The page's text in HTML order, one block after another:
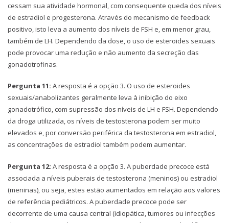
cessam sua atividade hormonal, com consequente queda dos níveis
de estradiol e progesterona. Através do mecanismo de feedback
positivo, isto leva a aumento dos níveis de FSH e, em menor grau,
também de LH. Dependendo da dose, o uso de esteroides sexuais
pode provocar uma redução e não aumento da secreção das
gonadotrofinas.
Pergunta 11: A resposta é a opção 3. O uso de esteroides
sexuais/anabolizantes geralmente leva à inibição do eixo
gonadotrófico, com supressão dos níveis de LH e FSH. Dependendo
da droga utilizada, os níveis de testosterona podem ser muito
elevados e, por conversão periférica da testosterona em estradiol,
as concentrações de estradiol também podem aumentar.
Pergunta 12: A resposta é a opção 3. A puberdade precoce está
associada a níveis puberais de testosterona (meninos) ou estradiol
(meninas), ou seja, estes estão aumentados em relação aos valores
de referência pediátricos. A puberdade precoce pode ser
decorrente de uma causa central (idiopática, tumores ou infecções